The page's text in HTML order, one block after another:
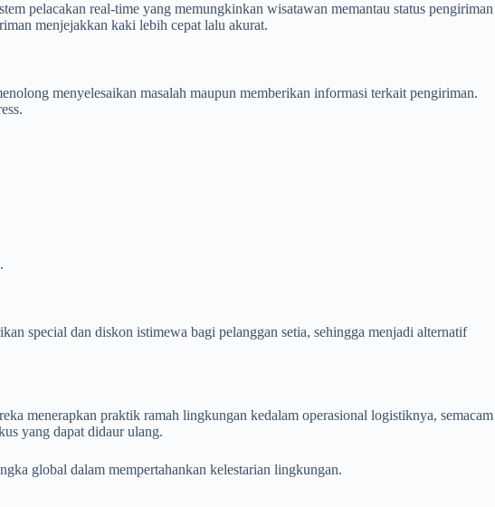
pelacakan real-time yang memungkinkan wisatawan memantau status pengiriman
menjejakkan kaki lebih cepat lalu akurat.
menyelesaikan masalah maupun memberikan informasi terkait pengiriman.
special dan diskon istimewa bagi pelanggan setia, sehingga menjadi alternatif
menerapkan praktik ramah lingkungan kedalam operasional logistiknya, semacam
yang dapat didaur ulang.
global dalam mempertahankan kelestarian lingkungan.